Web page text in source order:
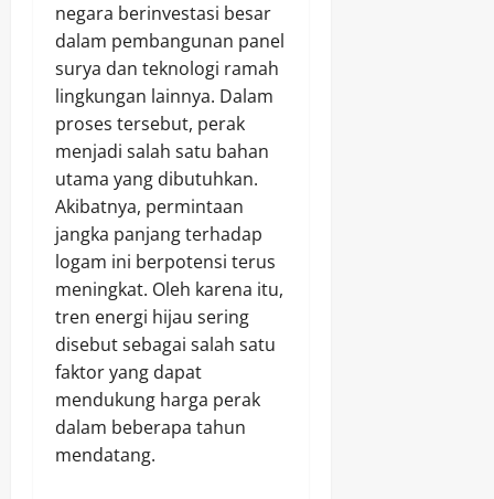
negara berinvestasi besar
dalam pembangunan panel
surya dan teknologi ramah
lingkungan lainnya. Dalam
proses tersebut, perak
menjadi salah satu bahan
utama yang dibutuhkan.
Akibatnya, permintaan
jangka panjang terhadap
logam ini berpotensi terus
meningkat. Oleh karena itu,
tren energi hijau sering
disebut sebagai salah satu
faktor yang dapat
mendukung harga perak
dalam beberapa tahun
mendatang.